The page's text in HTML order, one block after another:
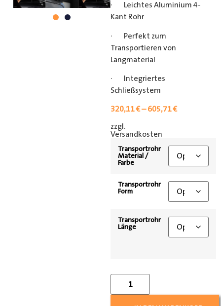
· Leichtes Aluminium 4-
Kant Rohr
· Perfekt zum
Transportieren von
Langmaterial
· Integriertes
Schließsystem
320,11€–605,71€
zzgl.
Versandkosten
Transportrohr
Material /
Farbe
Transportrohr
Form
Transportrohr
Länge